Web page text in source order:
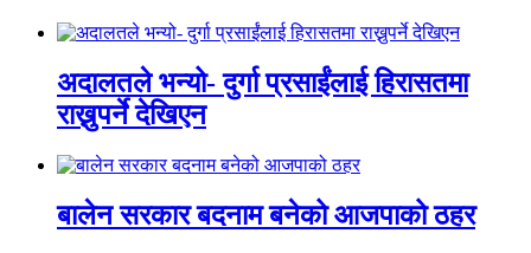
अदालतले भन्यो- दुर्गा प्रसाईंलाई हिरासतमा
राख्नुपर्ने देखिएन
बालेन सरकार बदनाम बनेको आजपाको ठहर